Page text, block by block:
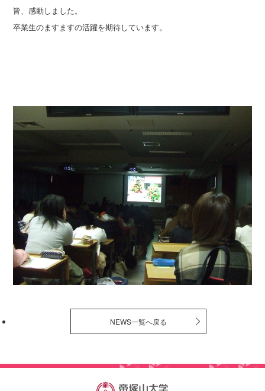
皆、感動しました。
卒業生のますますの活躍を期待しています。
NEWS一覧へ戻る